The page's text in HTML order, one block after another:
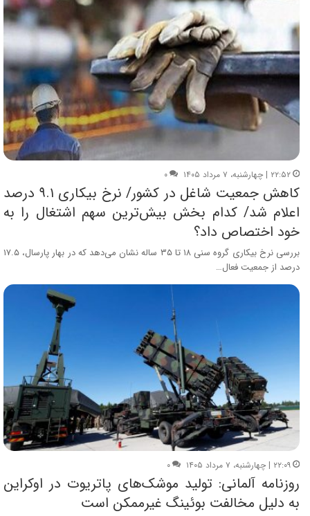
۲۲:۵۲ | چهارشنبه، ۷ مرداد ۱۴۰۵ ۰
کاهش جمعیت شاغل در کشور/ نرخ بیکاری ۹.۱ درصد
اعلام شد/ کدام بخش بیش­‌ترین سهم اشتغال را به
خود اختصاص داد؟
بررسی نرخ بیکاری گروه سنی ۱۸ تا ۳۵ ساله نشان می‌دهد که در بهار پارسال، ۱۷.۵
درصد از جمعیت فعال…
۲۲:۰۹ | چهارشنبه، ۷ مرداد ۱۴۰۵ ۰
روزنامه آلمانی: تولید موشک‌های پاتریوت در اوکراین
به دلیل مخالفت بوئینگ غیرممکن است